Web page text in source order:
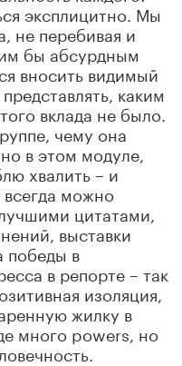
эксплицитно. Мы
не перебивая и
бы абсурдным
вносить видимый
каким
вклада не было.
чему она
в этом модуле,
хвалить – и
можно
цитатами,
выставки
победы в
в репорте – так
изоляция,
жилку в
много powers, но